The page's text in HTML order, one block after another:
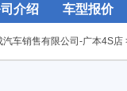
介绍 车型报价
汽车销售有限公司-广本4S店